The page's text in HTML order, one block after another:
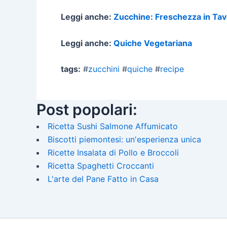
Leggi anche: Zucchine: Freschezza in
Leggi anche: Quiche Vegetariana
tags: #zucchini #quiche #recipe
Post popolari:
Ricetta Sushi Salmone Affumicato
Biscotti piemontesi: un'esperienza unica
Ricette Insalata di Pollo e Broccoli
Ricetta Spaghetti Croccanti
L'arte del Pane Fatto in Casa